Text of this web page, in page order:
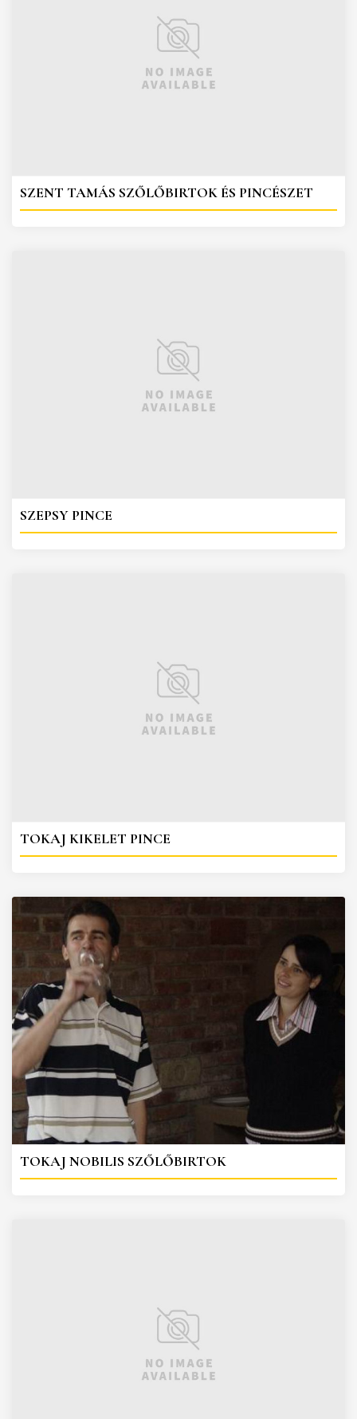
SZENT TAMÁS SZŐLŐBIRTOK ÉS PINCÉSZET
SZEPSY PINCE
TOKAJ KIKELET PINCE
TOKAJ NOBILIS SZŐLŐBIRTOK